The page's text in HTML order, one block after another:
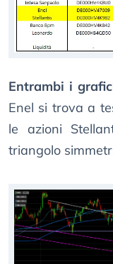
Entrambi i
Enel si trova a
le azioni
triangolo